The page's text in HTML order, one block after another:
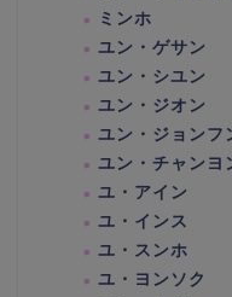
ミンホ
ユン・ゲサン
ユン・シユン
ユン・ジオン
ユン・ジョンフ
ユン・チャンヨ
ユ・アイン
ユ・インス
ユ・スンホ
ユ・ヨンソク